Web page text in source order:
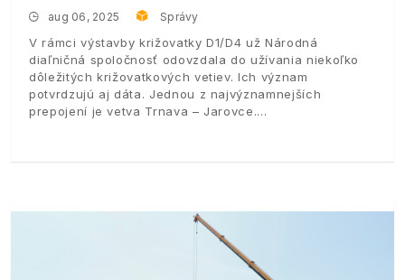
aug 06, 2025 Správy
V rámci výstavby križovatky D1/D4 už Národná
diaľničná spoločnosť odovzdala do užívania niekoľko
dôležitých križovatkových vetiev. Ich význam
potvrdzujú aj dáta. Jednou z najvýznamnejších
prepojení je vetva Trnava – Jarovce.